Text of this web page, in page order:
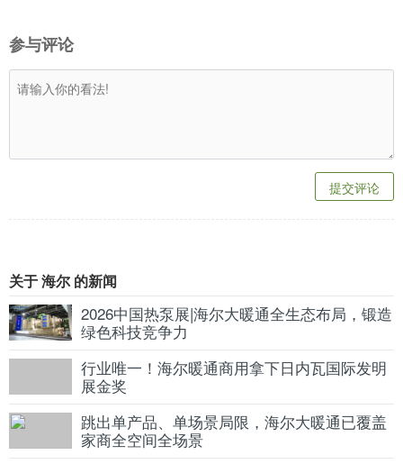
参与评论
提交评论
关于 海尔 的新闻
2026中国热泵展|海尔大暖通全生态布局，锻造
绿色科技竞争力
行业唯一！海尔暖通商用拿下日内瓦国际发明
展金奖
跳出单产品、单场景局限，海尔大暖通已覆盖
家商全空间全场景